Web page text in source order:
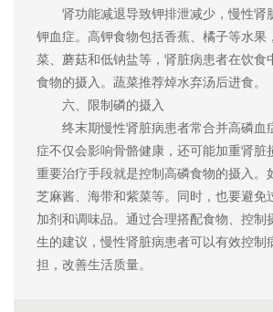
肾功能减退导致钾排泄减少，慢性肾
钾血症。高钾食物包括香蕉、橘子等水果
菜、蘑菇和低钠盐等，肾脏病患者在饮食
食物的摄入。蔬菜推荐焯水弃汤后进食。
六、限制磷的摄入
终末期慢性肾脏病患者常合并高磷血
症不仅会影响骨骼健康，还可能加重肾脏
重要治疗手段就是控制高磷食物的摄入。
芝麻酱、海带和紫菜等。同时，也要避免
加剂和调味品。通过合理搭配食物、控制
生的建议，慢性肾脏病患者可以有效控制
担，改善生活质量。